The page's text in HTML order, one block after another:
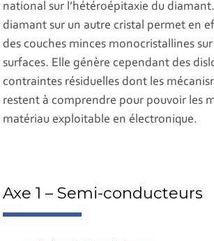
national sur l’hétéroépitaxie du
diamant sur un autre cristal permet en
des couches minces monocristallines
surfaces. Elle génère cependant des
contraintes résiduelles dont les
restent à comprendre pour pouvoir les
matériau exploitable en électronique.
Axe 1 – Semi-conducteurs